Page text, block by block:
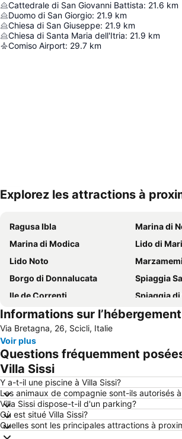
Cattedrale di San Giovanni Battista: 21.6 km
Duomo di San Giorgio: 21.9 km
Chiesa di San Giuseppe: 21.9 km
Chiesa di Santa Maria dell'Itria: 21.9 km
Comiso Airport: 29.7 km
Explorez les attractions à
Ragusa Ibla
Marina di
Marina di Modica
Lido di
Lido Noto
Marzamemi
Borgo di Donnalucata
Spiaggia
Ile de Correnti
Spiaggia di
Giardino Ibleo
Lido Noto
Lido Avola
Donnafugata
Punta Secca
Punta Braccetto
Scoglitti
Porto Turistico di Marina di Ragusa
La cava di
Santa Maria del Focallo
île du cap Passero
Informations sur l’hébergement
Via Bretagna, 26, Scicli, Italie
Voir plus
Questions fréquemment
Villa Sissi
Y a-t-il une piscine à Villa Sissi?
Les animaux de compagnie sont-ils autorisés à
Villa Sissi dispose-t-il d'un parking?
Où est situé Villa Sissi?
Quelles sont les principales attractions à